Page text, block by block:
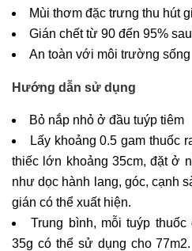
Mùi thơm đặc trưng thu hút
Gián chết từ 90 đến 95%
An toàn với môi trường sống
Hướng dẫn sử dụng
Bỏ nắp nhỏ ở đầu tuýp tiêm
Lấy khoảng 0.5 gam thuốc
thiếc lớn khoảng 35cm, đặt ở
như dọc hành lang, góc, cạnh
gián có thể xuất hiện.
Trung bình, mỗi tuýp
35g có thể sử dụng cho